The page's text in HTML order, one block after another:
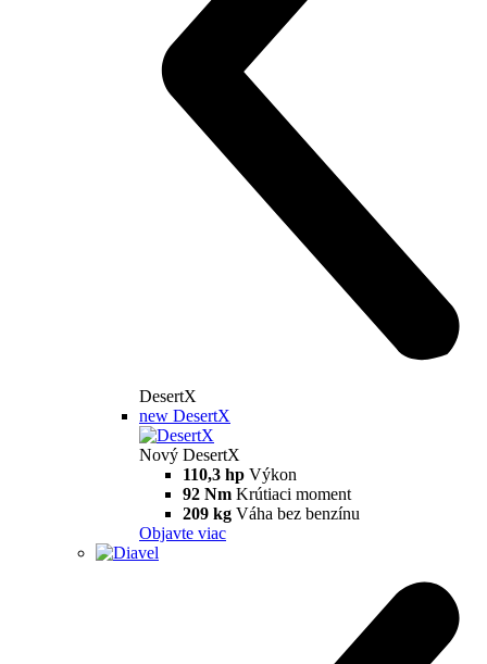
DesertX
new DesertX
Nový DesertX
110,3 hp Výkon
92 Nm Krútiaci moment
209 kg Váha bez benzínu
Objavte viac